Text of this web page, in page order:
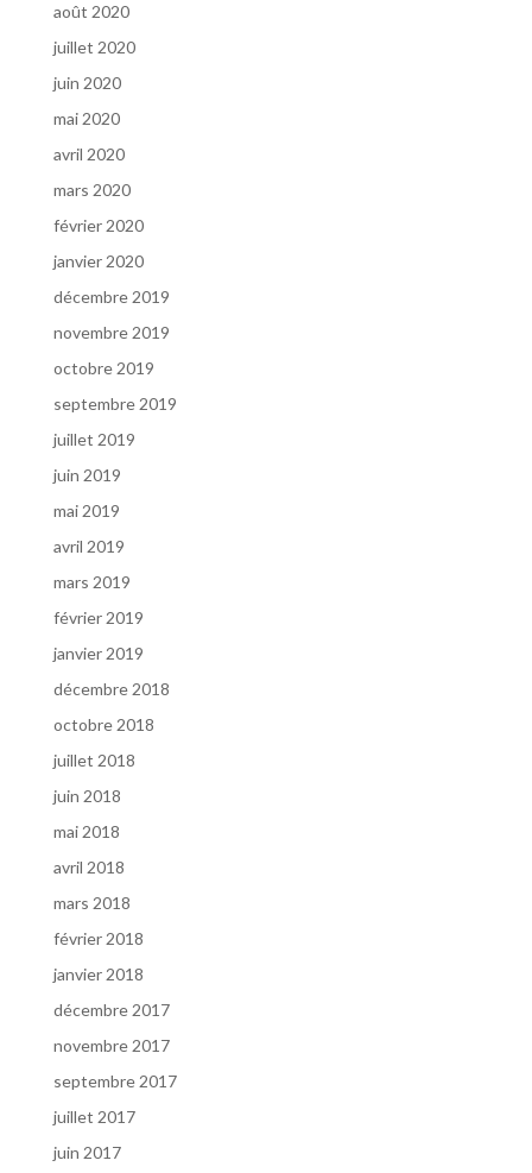
août 2020
juillet 2020
juin 2020
mai 2020
avril 2020
mars 2020
février 2020
janvier 2020
décembre 2019
novembre 2019
octobre 2019
septembre 2019
juillet 2019
juin 2019
mai 2019
avril 2019
mars 2019
février 2019
janvier 2019
décembre 2018
octobre 2018
juillet 2018
juin 2018
mai 2018
avril 2018
mars 2018
février 2018
janvier 2018
décembre 2017
novembre 2017
septembre 2017
juillet 2017
juin 2017